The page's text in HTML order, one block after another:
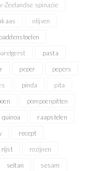
Zeelandse spinazie
olijven
paddenstoelen
pasta
peper pepers
pinda pita
pompoenpitten
quinoa raapstelen
recept
rijst rozijnen
seitan sesam